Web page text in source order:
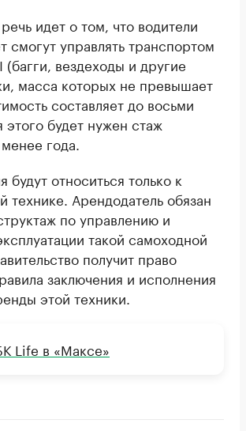
идет о том, что водители
смогут управлять транспортом
(багги, вездеходы и другие
масса которых не превышает
составляет до восьми
этого будет нужен стаж
года.
будут относиться только к
технике. Арендодатель обязан
по управлению и
такой самоходной
получит право
заключения и исполнения
этой техники.
Life в «Максе»